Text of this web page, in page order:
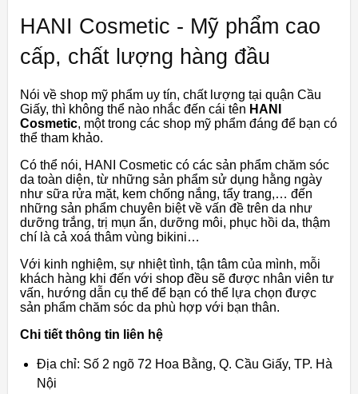
HANI Cosmetic - Mỹ phẩm cao
cấp, chất lượng hàng đầu
Nói về shop mỹ phẩm uy tín, chất lượng tại quận Cầu
Giấy, thì không thể nào nhắc đến cái tên HANI
Cosmetic, một trong các shop mỹ phẩm đáng để bạn có
thể tham khảo.
Có thể nói, HANI Cosmetic có các sản phẩm chăm sóc
da toàn diện, từ những sản phẩm sử dụng hằng ngày
như sữa rửa mặt, kem chống nắng, tẩy trang,… đến
những sản phẩm chuyên biệt về vấn đề trên da như
dưỡng trắng, trị mụn ẩn, dưỡng môi, phục hồi da, thậm
chí là cả xoá thâm vùng bikini…
Với kinh nghiệm, sự nhiệt tình, tận tâm của mình, mỗi
khách hàng khi đến với shop đều sẽ được nhân viên tư
vấn, hướng dẫn cụ thể để bạn có thể lựa chọn được
sản phẩm chăm sóc da phù hợp với bạn thân.
Chi tiết thông tin liên hệ
Địa chỉ: Số 2 ngõ 72 Hoa Bằng, Q. Cầu Giấy, TP. Hà
Nội